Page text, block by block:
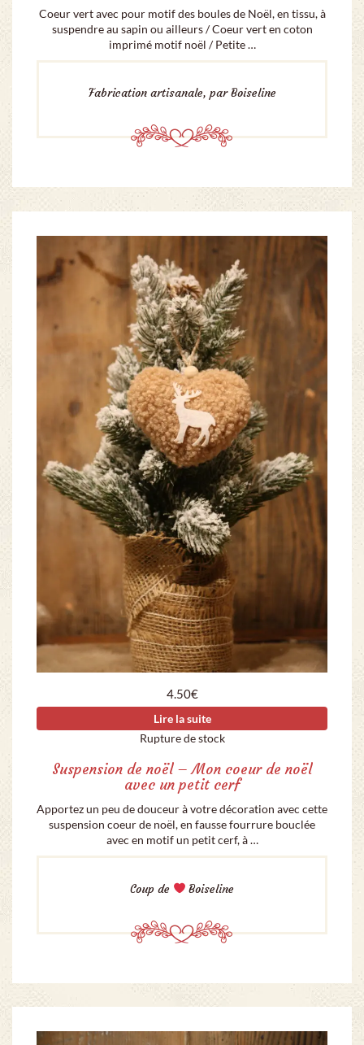
Coeur vert avec pour motif des boules de Noël, en tissu, à
suspendre au sapin ou ailleurs / Coeur vert en coton
imprimé motif noël / Petite …
Fabrication artisanale, par Boiseline
4.50€
Lire la suite
Rupture de stock
Suspension de noël – Mon coeur de noël
avec un petit cerf
Apportez un peu de douceur à votre décoration avec cette
suspension coeur de noël, en fausse fourrure bouclée
avec en motif un petit cerf, à …
Coup de Boiseline